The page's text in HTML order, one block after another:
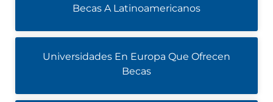
Becas A Latinoamericanos
Universidades En Europa Que Ofrecen
Becas